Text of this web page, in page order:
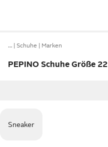
… Schuhe Marken
PEPINO Schuhe Größe 22
Sneaker